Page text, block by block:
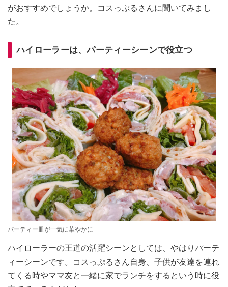
がおすすめでしょうか。コスっぷるさんに聞いてみまし
た。
ハイローラーは、パーティーシーンで役立つ
パーティー皿が一気に華やかに
ハイローラーの王道の活躍シーンとしては、やはりパーテ
ィーシーンです。コスっぷるさん自身、子供が友達を連れ
てくる時やママ友と一緒に家でランチをするという時に役